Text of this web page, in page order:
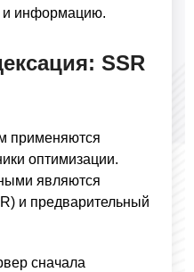
и информацию.
SSR
применяются
оптимизации.
являются
и предварительный
сначала